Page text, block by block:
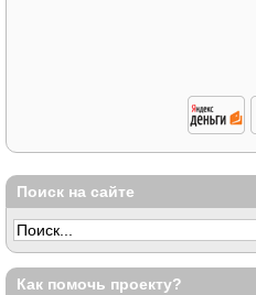
Поиск на сайте
Как помочь проекту?